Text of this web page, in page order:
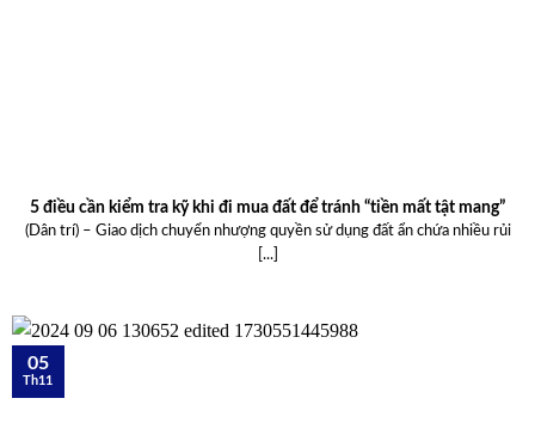
5 điều cần kiểm tra kỹ khi đi mua đất để tránh “tiền mất tật mang”
(Dân trí) – Giao dịch chuyển nhượng quyền sử dụng đất ẩn chứa nhiều rủi
[...]
05
Th11